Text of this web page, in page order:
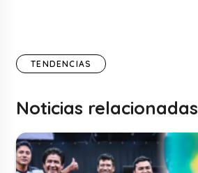
TENDENCIAS
Noticias relacionadas